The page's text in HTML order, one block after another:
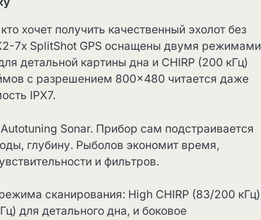
хочет получить качественный эхолот без
7x SplitShot GPS оснащены двумя режимами
детальной картины дна и CHIRP (200 кГц)
с разрешением 800×480 читается даже
IPX7.
Sonar. Прибор сам подстраивается
глубину. Рыболов экономит время,
и фильтров.
сканирования: High CHIRP (83/200 кГц)
для детального дна, и боковое